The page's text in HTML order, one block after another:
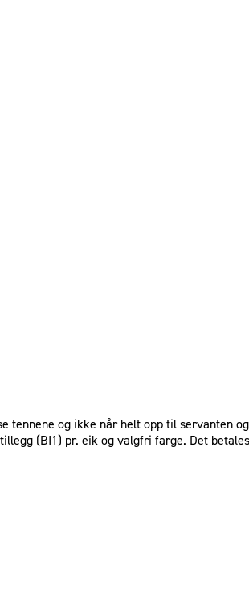
og ikke når helt opp til servanten
(BI1) pr. eik og valgfri farge. Det